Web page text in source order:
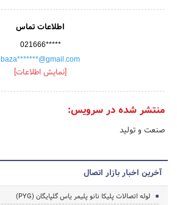
اطلاعات تماس
021666*****
baza*******@gmail.com
[نمایش اطلاعات]
منتشر شده در سرویس:
صنعت و تولید
آخرین اخبار بازار اتصال
لوله اتصالات پلیکا نانو پلیمر یاس گلپایگان (PYG)